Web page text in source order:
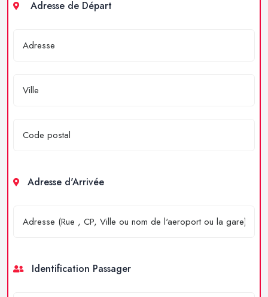
Adresse de Départ
Adresse d'Arrivée
Identification Passager